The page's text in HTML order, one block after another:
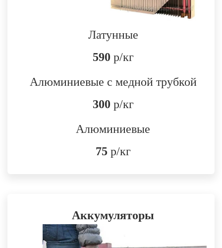
Латунные
590 р/кг
Алюминиевые с медной трубкой
300 р/кг
Алюминиевые
75 р/кг
Аккумуляторы